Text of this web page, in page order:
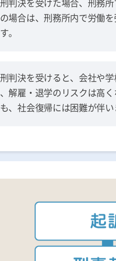
判決を受けた場合、刑務
場合は、刑務所内で労働
。
判決を受けると、会社や
解雇・退学のリスクは高
、社会復帰には困難が伴い